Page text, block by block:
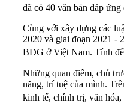
đã có 40 văn bản đáp
Cùng với xây dựng các
2020 và giai đoạn 2021 -
BĐG ở Việt Nam. Tính
Những quan điểm, chủ
năng, trí tuệ của mình.
kinh tế, chính trị, văn hóa,